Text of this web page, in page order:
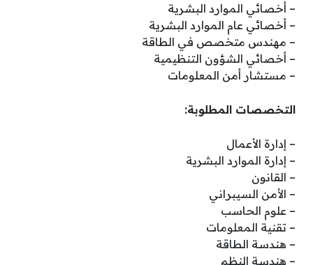
– أخصائي الموارد البشرية
– أخصائي عام الموارد البشرية
– مهندس متخصص في الطاقة
– أخصائي الشؤون التنظيمية
– مستشار أمن المعلومات
التخصصات المطلوبة:
– إدارة الأعمال
– إدارة الموارد البشرية
– القانون
– الأمن السيبراني
– علوم الحاسب
– تقنية المعلومات
– هندسة الطاقة
– هندسة النظم